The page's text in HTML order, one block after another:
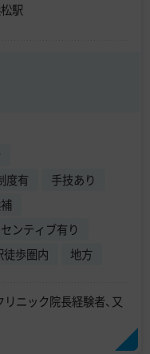
駅
度有
手技あり
ンティブ有り
徒歩圏内 地方
ニック院長経験者、又